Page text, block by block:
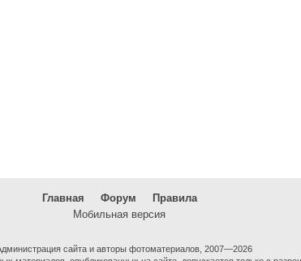
Главная Форум
Правила
Мобильная версия
сайта и авторы фотоматериалов, 2007—2026